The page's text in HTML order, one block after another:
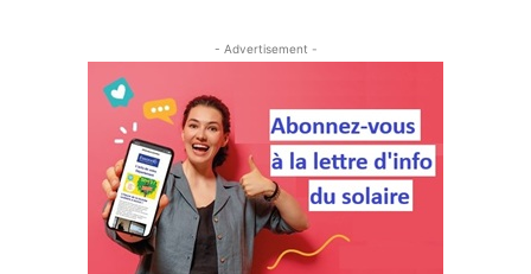
- Advertisement -